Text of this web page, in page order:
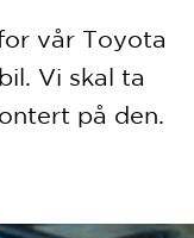
vår Toyota
Vi skal ta
på den.